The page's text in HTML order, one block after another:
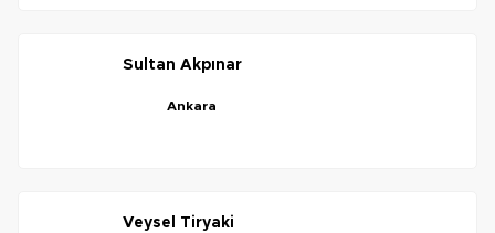
sultan akpınar
ankara
veysel tiryaki